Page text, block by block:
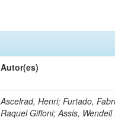
Autor(es)
Ascelrad, Henri; Furtado,
Raquel Giffoni; Assis,